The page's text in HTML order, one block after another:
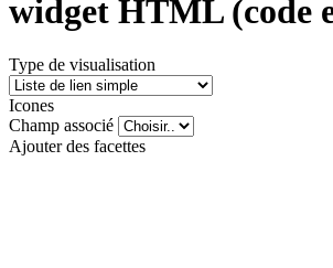
widget HTML (code
Type de visualisation
Icones
Champ associé
Ajouter des facettes